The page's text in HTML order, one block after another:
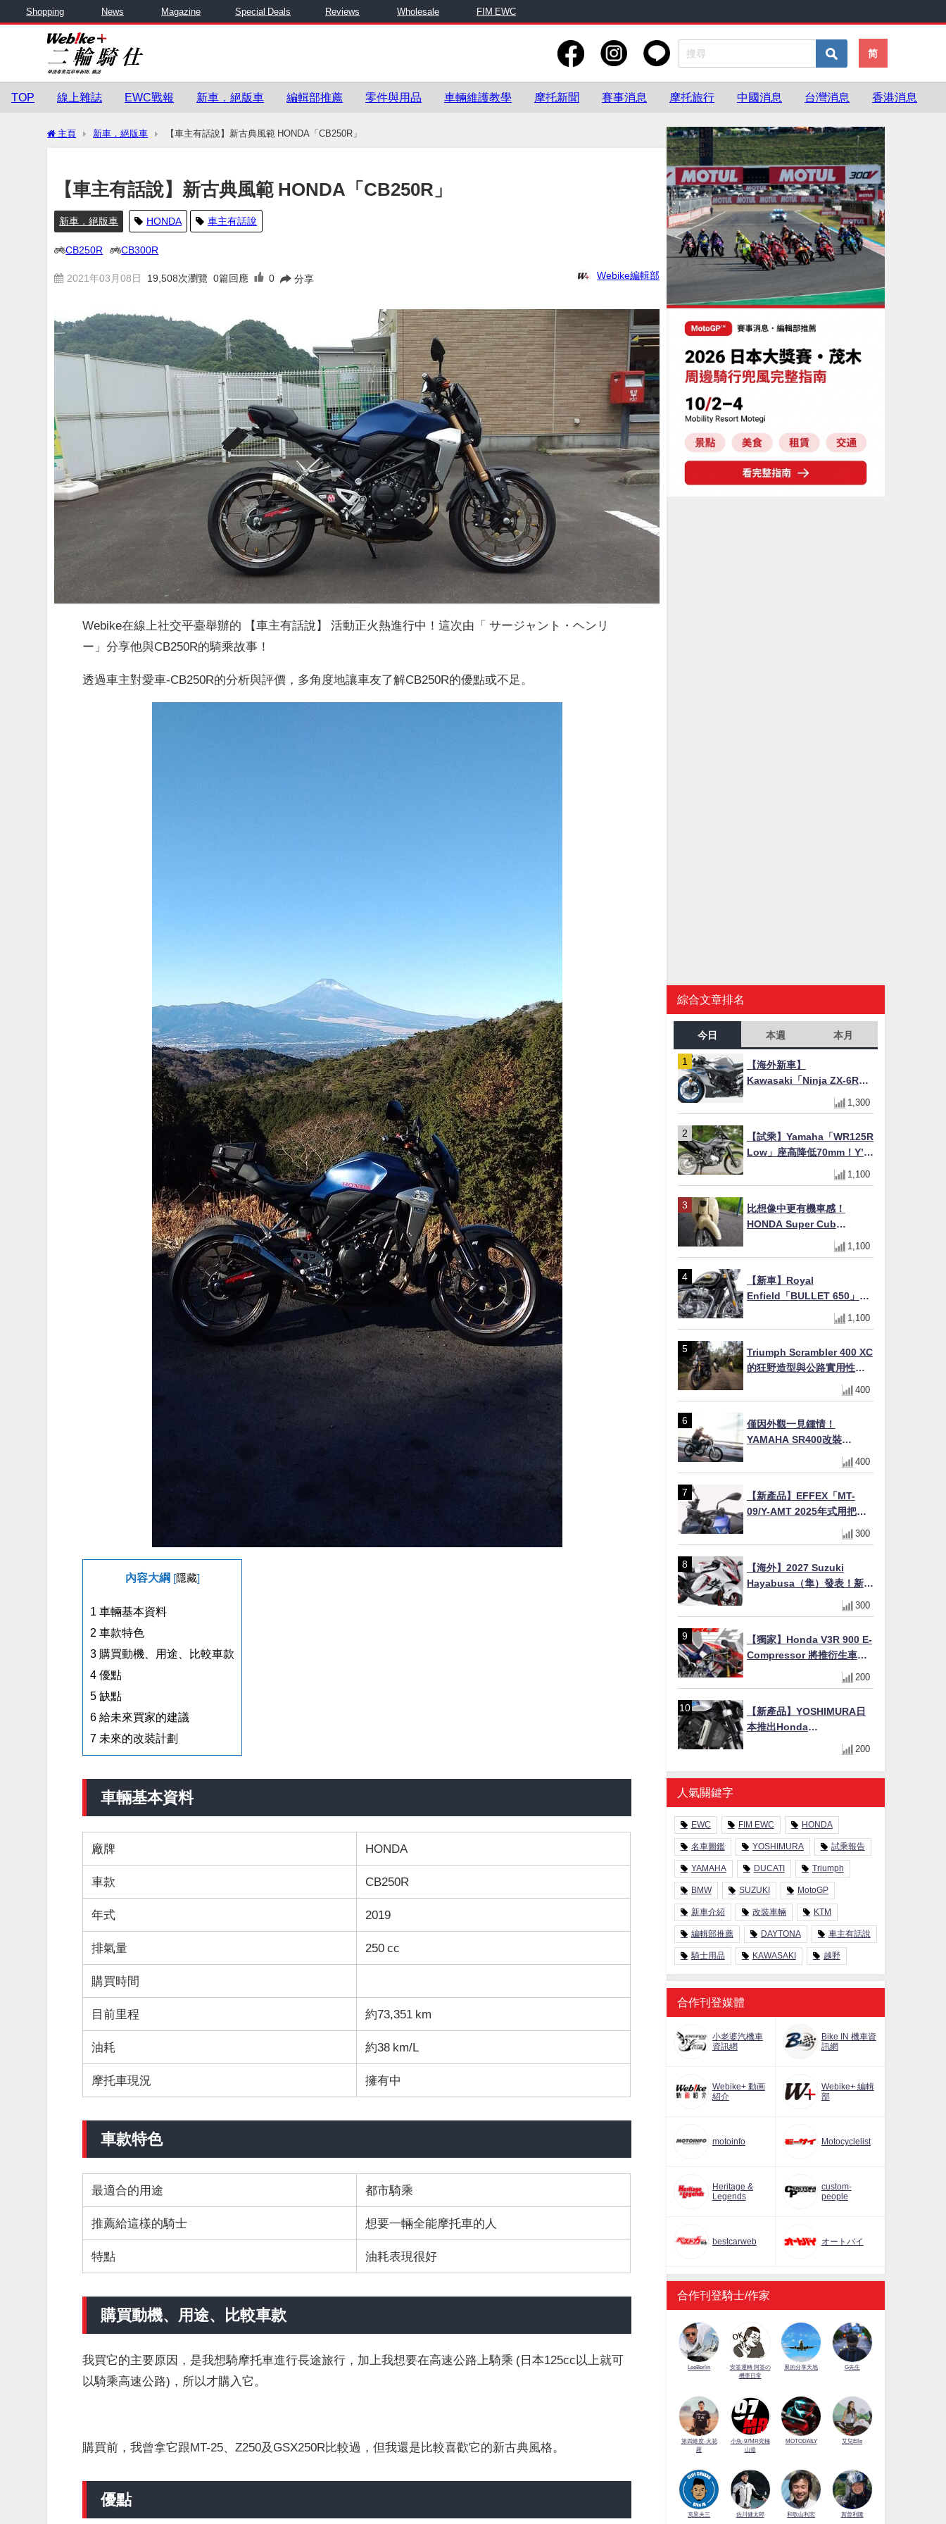
Shopping News Magazine Special Deals Reviews Wholesale FIM EWC
简
TOP 線上雜誌 EWC戰報 新車．絕版車 編輯部推薦 零件與用品 車輛維護教學 摩托新聞 賽事消息 摩托旅行 中國消息 台灣消息 香港消息
主頁 新車．絕版車 【車主有話說】新古典風範 HONDA「CB250R」
【車主有話說】新古典風範 HONDA「CB250R」
新車．絕版車 HONDA 車主有話說
CB250R CB300R
2021年03月08日 19,508次瀏覽 0篇回應 0 分享 Webike編輯部
Webike在線上社交平臺舉辦的 【車主有話說】 活動正火熱進行中！這次由「 サージャント・ヘンリ
ー」分享他與CB250R的騎乘故事！
透過車主對愛車-CB250R的分析與評價，多角度地讓車友了解CB250R的優點或不足。
內容大綱 隱藏]
1 車輛基本資料
2 車款特色
3 購買動機、用途、比較車款
4 優點
5 缺點
6 給未來買家的建議
7 未來的改裝計劃
車輛基本資料
廠牌 HONDA
車款 CB250R
年式 2019
排氣量 250 cc
購買時間
目前里程 約73,351 km
油耗 約38 km/L
摩托車現況 擁有中
車款特色
最適合的用途 都市騎乘
推薦給這樣的騎士 想要一輛全能摩托車的人
特點 油耗表現很好
購買動機、用途、比較車款
我買它的主要原因，是我想騎摩托車進行長途旅行，加上我想要在高速公路上騎乘 (日本125cc以上就可
以騎乘高速公路)，所以才購入它。
購買前，我曾拿它跟MT-25、Z250及GSX250R比較過，但我還是比較喜歡它的新古典風格。
優點
綜合文章排名
今日 本週 本月
【海外新車】
Kawasaki「Ninja ZX-6R」
2027年式北美發表！636cc
四缸×銀河銀/暮光藍新色
美元起
1,300
【試乘】Yamaha「WR125R
Low」座高降低70mm！Y’s
Gear低座高座墊×低座高連桿
×腳踏著地感大幅改善，越野
1,100
比想像中更有機車感！
HONDA Super Cub
110【Webike愛車精選】
1,100
【新車】Royal
Enfield「BULLET 650」8
月27日日本發售（98萬日圓
～）！648cc空冷並列雙缸×
色
1,100
Triumph Scrambler 400 XC
的狂野造型與公路實用性的
400
僅因外觀一見鍾情！
YAMAHA SR400改裝
Tracker風格｜ 女車主的機車
人生蛻變記
400
【新產品】EFFEX「MT-
09/Y-AMT 2025年式用把手
Easy Fit Bar Plus」！高
7mm後移16mm直上×三色×
300
【海外】2027 Suzuki
Hayabusa（隼）發表！新增
Special Edition 特仕版，全
新珍珠白塗裝與專屬配備登
300
【獨家】Honda V3R 900 E-
Compressor 將推衍生車
系？自然進氣 V3 同步測試
中，CG 預想曝光！
200
【新產品】YOSHIMURA日
本推出Honda
CB1000F/CB1000 HORNET
專用水箱護網，六角網紋設
計質感升級
200
人氣關鍵字
EWC FIM EWC HONDA
名車圖鑑 YOSHIMURA 試乘報告
YAMAHA DUCATI Triumph
BMW SUZUKI MotoGP
新車介紹 改裝車輛 KTM
編輯部推薦 DAYTONA 車主有話說
騎士用品 KAWASAKI 越野
合作刊登媒體
小老婆汽機車
資訊網
Bike IN 機車資
訊網
Webike+ 動画
紹介
Webike+ 編輯
部
motoinfo Motocyclelist
Heritage &
Legends
custom-
people
bestcarweb オートバイ
合作刊登騎士/作家
LeeBerlin
安筌運轉 阿筌の
機車日常
展的分享天地 G先生
第四維度-火花
羅
小魚-97MR究極
山道
MOTODAILY 艾兒Elle
克里夫三 佐川健太郎 和歌山利宏 賀曾利隆